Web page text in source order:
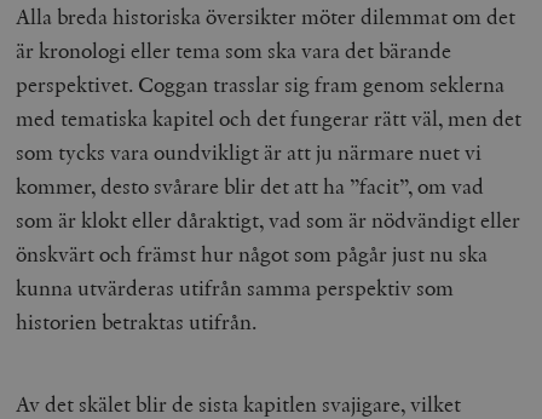
Alla breda historiska översikter möter dilemmat om det
är kronologi eller tema som ska vara det bärande
perspektivet. Coggan trasslar sig fram genom seklerna
med tematiska kapitel och det fungerar rätt väl, men det
som tycks vara oundvikligt är att ju närmare nuet vi
kommer, desto svårare blir det att ha ”facit”, om vad
som är klokt eller dåraktigt, vad som är nödvändigt eller
önskvärt och främst hur något som pågår just nu ska
kunna utvärderas utifrån samma perspektiv som
historien betraktas utifrån.
Av det skälet blir de sista kapitlen svajigare, vilket